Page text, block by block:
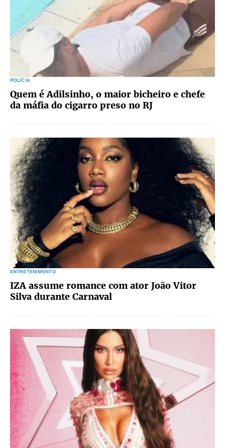
POLÍCIA
Quem é Adilsinho, o maior bicheiro e chefe
da máfia do cigarro preso no RJ
ENTRETENIMENTO
IZA assume romance com ator João Vitor
Silva durante Carnaval